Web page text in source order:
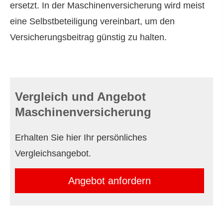
ersetzt. In der Maschinenversicherung wird meist
eine Selbstbeteiligung vereinbart, um den
Versicherungsbeitrag günstig zu halten.
Vergleich und Angebot
Maschinenversicherung
Erhalten Sie hier Ihr persönliches
Vergleichsangebot.
An­ge­bot an­for­dern